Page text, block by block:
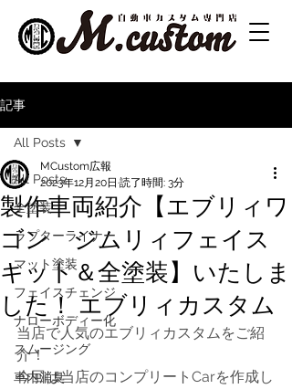
記事
All Posts
全塗装
ラプターライナー
マット塗装
フェイスチェンジ
ナローボディー化
スムージング
車内消臭
All Posts
製作車両紹介【エブリィワ
ゴン ジムリィフェイス
キット＆全塗装】いたしま
した！ エブリィカスタム
MCustom広報
2023年12月20日 読了時間: 3分
当店で人気のエブリィカスタムをご紹
介！
今回は当店のコンプリートCarを作成し